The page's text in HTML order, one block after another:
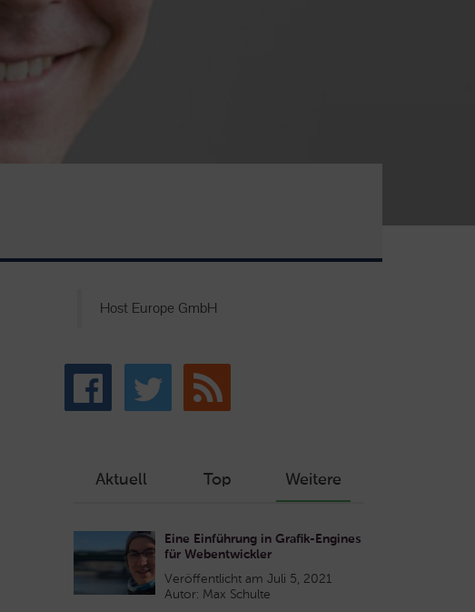
Host Europe GmbH
Aktuell Top Weitere
Eine Einführung in Grafik-Engines
für Webentwickler
Veröffentlicht am Juli 5, 2021
Autor: Max Schulte